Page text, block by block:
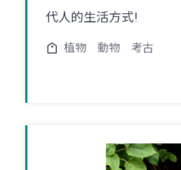
代人的生活方式!
植物 動物 考古